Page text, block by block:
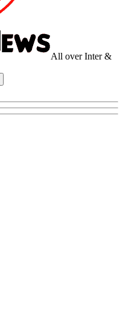
All over Inter &